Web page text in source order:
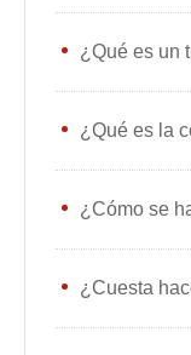
¿Qué es un
¿Qué es la
¿Cómo se
¿Cuesta